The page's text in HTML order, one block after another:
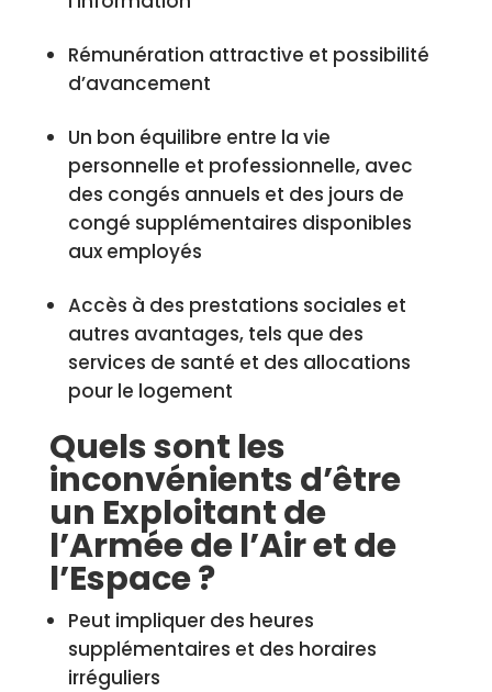
Rémunération attractive et possibilité
d’avancement
Un bon équilibre entre la vie
personnelle et professionnelle, avec
des congés annuels et des jours de
congé supplémentaires disponibles
aux employés
Accès à des prestations sociales et
autres avantages, tels que des
services de santé et des allocations
pour le logement
Quels sont les
inconvénients d’être
un Exploitant de
l’Armée de l’Air et de
l’Espace ?
Peut impliquer des heures
supplémentaires et des horaires
irréguliers